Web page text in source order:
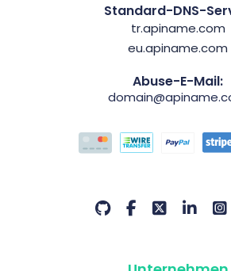
Standard-DNS-
tr.apiname.com
eu.apiname.com
Abuse-E-Mail: